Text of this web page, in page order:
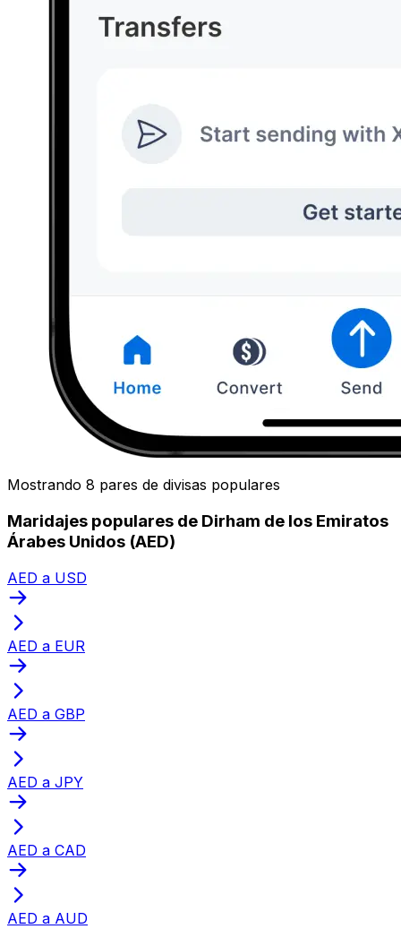
Mostrando 8 pares de divisas populares
Maridajes populares de Dirham de los Emiratos
Árabes Unidos (AED)
AED a USD
AED a EUR
AED a GBP
AED a JPY
AED a CAD
AED a AUD